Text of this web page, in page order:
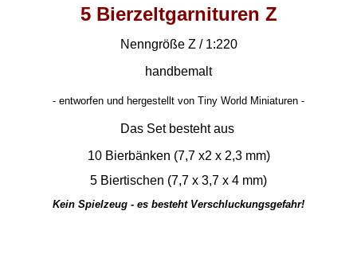
5 Bierzeltgarnituren Z
Nenngröße Z / 1:220
handbemalt
- entworfen und hergestellt von Tiny World Miniaturen -
Das Set besteht aus
10 Bierbänken (7,7 x2 x 2,3 mm)
5 Biertischen (7,7 x 3,7 x 4 mm)
Kein Spielzeug - es besteht Verschluckungsgefahr!